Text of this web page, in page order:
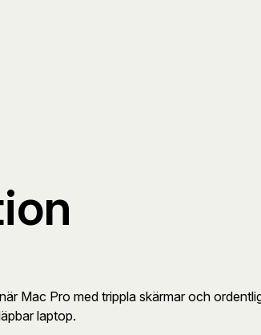
Mac Pro med trippla skärmar och
laptop.